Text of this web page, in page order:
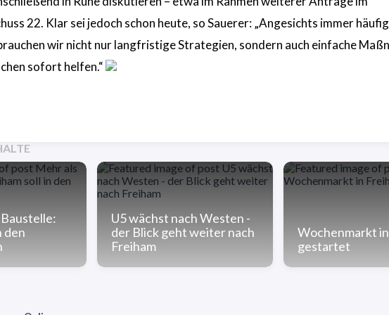
22. Klar sei jedoch schon heute, so Sauerer: „Angesichts immer
wir nicht nur langfristige Strategien, sondern auch einfache
sofort helfen.“
den
U5 wächst nach Westen -
der Blick geht weiter nach
Freiham
Wochenmarkt
gestartet